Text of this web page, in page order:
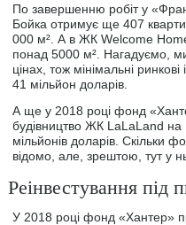
По завершенню робіт у
Бойка отримує ще 407
000 м². А в ЖК Welcome
понад 5000 м². Нагадуємо,
цінах, тож мінімальні
41 мільйон доларів.
А ще у 2018 році фонд
будівництво ЖК LaLaLand
мільйонів доларів. Скільки
відомо, але, зрештою, тут у
Реінвестування під
У 2018 році фонд «Хантер»